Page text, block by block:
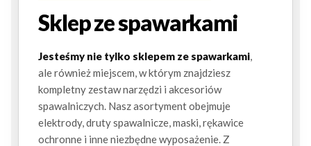
Sklep ze spawarkami
Jesteśmy nie tylko sklepem ze spawarkami,
ale również miejscem, w którym znajdziesz
kompletny zestaw narzędzi i akcesoriów
spawalniczych. Nasz asortyment obejmuje
elektrody, druty spawalnicze, maski, rękawice
ochronne i inne niezbędne wyposażenie. Z